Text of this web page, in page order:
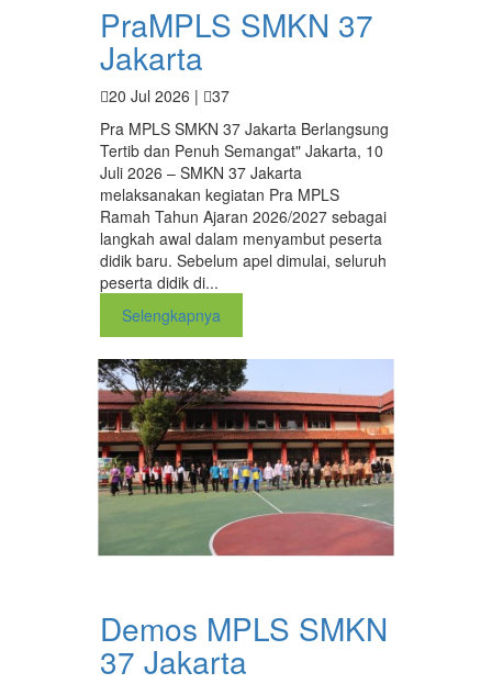
PraMPLS SMKN 37
Jakarta
20 Jul 2026 |
37
Pra MPLS SMKN 37 Jakarta Berlangsung
Tertib dan Penuh Semangat" Jakarta, 10
Juli 2026 – SMKN 37 Jakarta
melaksanakan kegiatan Pra MPLS
Ramah Tahun Ajaran 2026/2027 sebagai
langkah awal dalam menyambut peserta
didik baru. Sebelum apel dimulai, seluruh
peserta didik di...
Selengkapnya
Demos MPLS SMKN
37 Jakarta